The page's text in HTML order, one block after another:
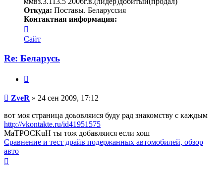
Откуда: Поставы. Беларуссия
Контактная информация:
информация
пользователя
Сайт
Re: Беларусь
Сообщение
ZveR » 24 сен 2009, 17:12
вот моя страница доьовляися буду рад знакомству с каждым
http://vkontakte.ru/id41951575
MaTPOCKuH ты тож добавляися если хош
Сравнение и тест драйв подержанных автомобилей, обзор
авто